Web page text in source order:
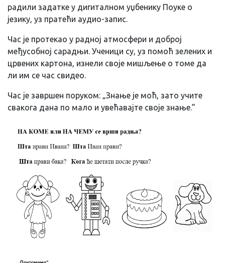
радили задатке у дигиталном уџбенику Поуке о
језику, уз пратећи аудио-запис.
Час је протекао у радној атмосфери и доброј
међусобној сарадњи. Ученици су, уз помоћ зелених и
црвених картона, изнели своје мишљење о томе да
ли им се час свидео.
Час је завршен поруком: „Знање је моћ, зато учите
свакога дана по мало и увећавајте своје знање.”